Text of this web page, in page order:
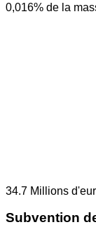
0,016% de la
34.7 Millions
Subvention